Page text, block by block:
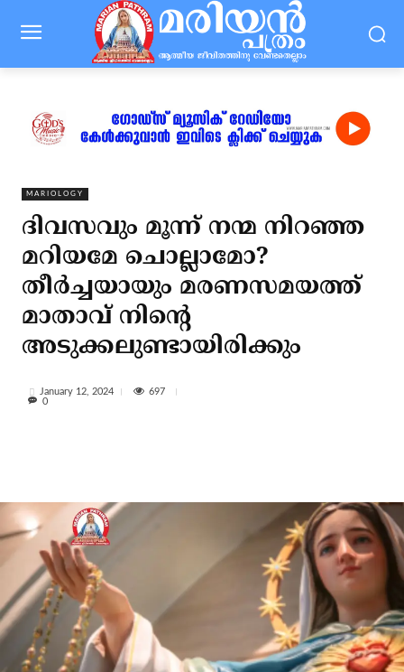
MARIOLOGY
ദിവസവും മൂന്ന് നന്മ നിറഞ്ഞ
മറിയമേ ചൊല്ലാമോ?
തീര്‍ച്ചയായും മരണസമയത്ത്
മാതാവ് നിന്റെ
അടുക്കലുണ്ടായിരിക്കും
January 12, 2024
697
0